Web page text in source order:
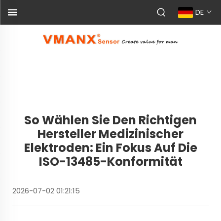
DE
So Wählen Sie Den Richtigen
Hersteller Medizinischer
Elektroden: Ein Fokus Auf Die
ISO-13485-Konformität
2026-07-02 01:21:15